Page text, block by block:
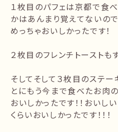
１枚目のパフェは京都で食
かはあんまり覚えてないの
めっちゃおいしかったです！
２枚目のフレンチトーストも
そしてそして３枚目のステ
とにもう今まで食べたお肉
おいしかったです！！おいし
くらいおいしかったです！！！